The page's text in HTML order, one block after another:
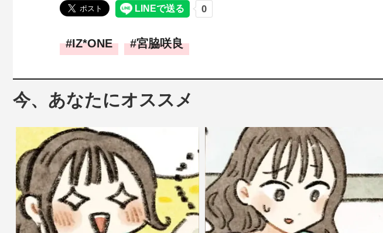
IZ*ONE 宮脇咲良
今、あなたにオススメ